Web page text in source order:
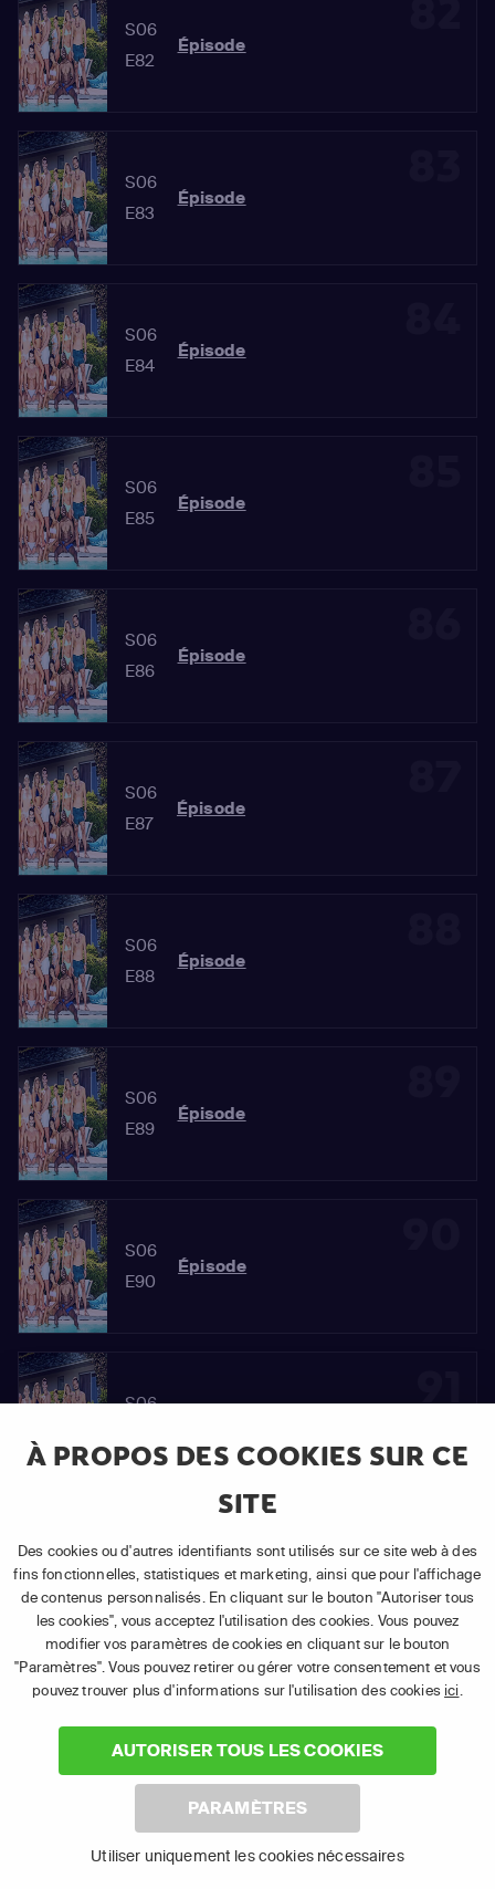
À PROPOS DES COOKIES SUR CE
SITE
Des cookies ou d'autres identifiants sont utilisés sur ce site web à des
fins fonctionnelles, statistiques et marketing, ainsi que pour l'affichage
de contenus personnalisés. En cliquant sur le bouton "Autoriser tous
les cookies", vous acceptez l'utilisation des cookies. Vous pouvez
modifier vos paramètres de cookies en cliquant sur le bouton
"Paramètres". Vous pouvez retirer ou gérer votre consentement et vous
pouvez trouver plus d'informations sur l'utilisation des cookies ici
AUTORISER TOUS LES COOKIES
PARAMÈTRES
Utiliser uniquement les cookies nécessaires
S06
E82
Épisode
S06
E83
Épisode
S06
E84
Épisode
S06
E85
Épisode
S06
E86
Épisode
S06
E87
Épisode
S06
E88
Épisode
S06
E89
Épisode
S06
E90
Épisode
91
S06
92
S06
E92
Épisode
93
E93
Épisode
S06